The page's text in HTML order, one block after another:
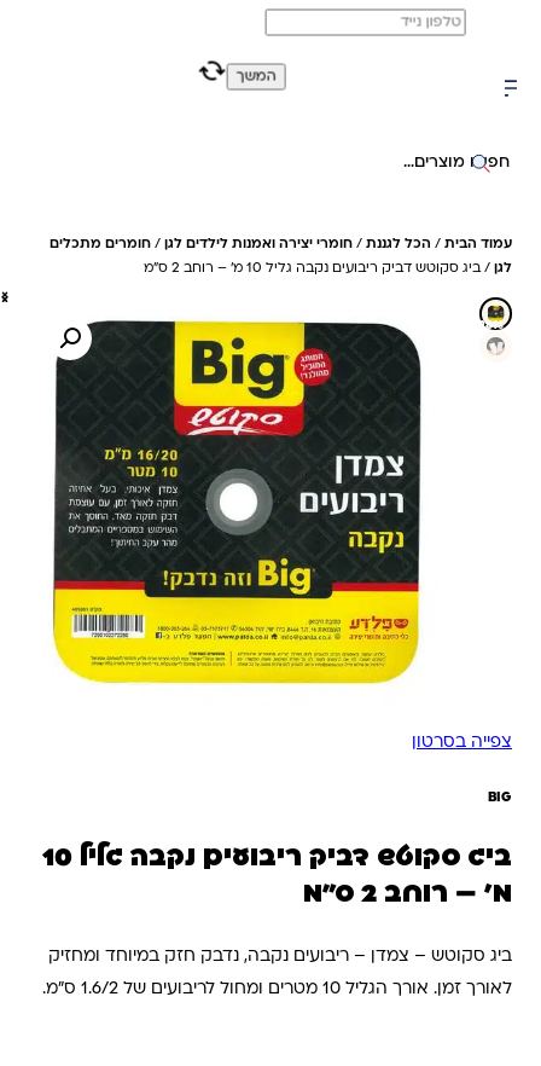
משלוח מהיר חינם בקניה מעל 299 ₪ (למעט ריהוט)
חיפוש באתר
עמוד הבית/הכל לגננת/חומרי יצירה ואמנות לילדים לגן /חומרים מתכלים
/ ביג סקוטש דביק ריבועים נקבה גליל 10 מ' – רוחב 2 ס"מ
28%- חיסכון
צפייה בסרטון
BIG
ביג סקוטש דביק ריבועים נקבה גליל 10
מ' – רוחב 2 ס"מ
ביג סקוטש – צמדן – ריבועים נקבה, נדבק חזק במיוחד ומחזיק
לאורך זמן. אורך הגליל 10 מטרים ומחול לריבועים של 1.6/2 ס"מ.
המשך